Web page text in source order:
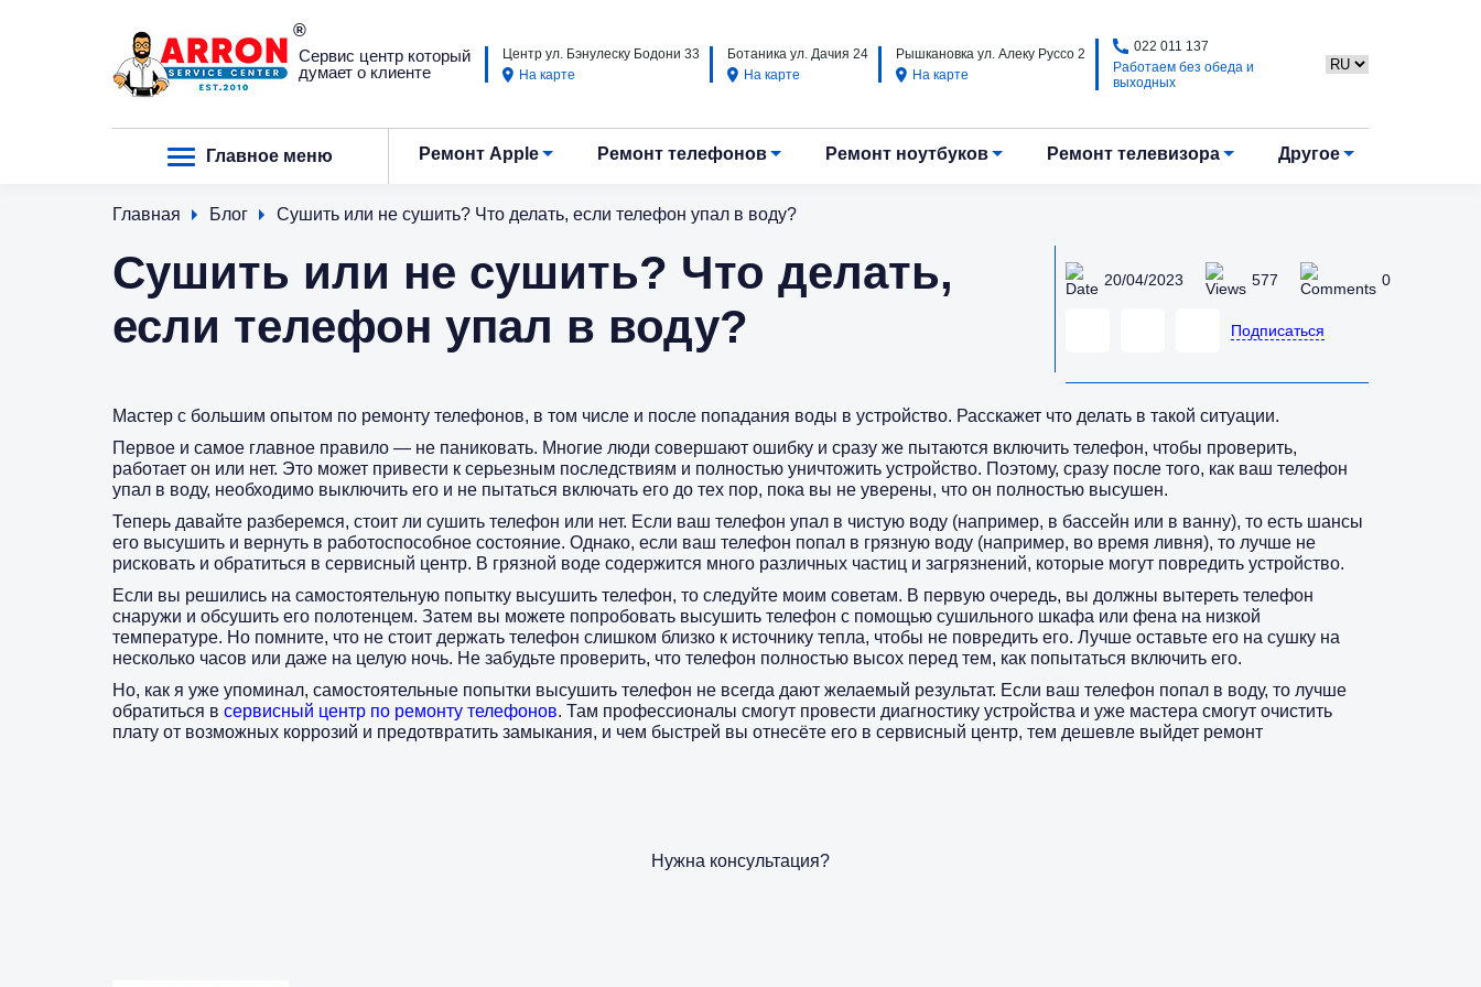
Сервис центр который
думает о клиенте
Центр ул. Бэнулеску Бодони 33
На карте
Ботаника ул. Дачия 24
На карте
Рышкановка ул. Алеку Руссо 2
На карте
022 011 137
Работаем без обеда и
выходных
Главное меню Ремонт Apple Ремонт телефонов Ремонт ноутбуков Ремонт телевизора Другое
Главная Блог Сушить или не cушить? Что делать, если телефон упал в воду?
Сушить или не cушить? Что делать,
если телефон упал в воду?
20/04/2023 577 0
Подписаться
Мастер с большим опытом по ремонту телефонов, в том числе и после попадания воды в устройство. Расскажет что делать в такой ситуации.
Первое и самое главное правило — не паниковать. Многие люди совершают ошибку и сразу же пытаются включить телефон, чтобы проверить,
работает он или нет. Это может привести к серьезным последствиям и полностью уничтожить устройство. Поэтому, сразу после того, как ваш телефон
упал в воду, необходимо выключить его и не пытаться включать его до тех пор, пока вы не уверены, что он полностью высушен.
Теперь давайте разберемся, стоит ли сушить телефон или нет. Если ваш телефон упал в чистую воду (например, в бассейн или в ванну), то есть шансы
его высушить и вернуть в работоспособное состояние. Однако, если ваш телефон попал в грязную воду (например, во время ливня), то лучше не
рисковать и обратиться в сервисный центр. В грязной воде содержится много различных частиц и загрязнений, которые могут повредить устройство.
Если вы решились на самостоятельную попытку высушить телефон, то следуйте моим советам. В первую очередь, вы должны вытереть телефон
снаружи и обсушить его полотенцем. Затем вы можете попробовать высушить телефон с помощью сушильного шкафа или фена на низкой
температуре. Но помните, что не стоит держать телефон слишком близко к источнику тепла, чтобы не повредить его. Лучше оставьте его на сушку на
несколько часов или даже на целую ночь. Не забудьте проверить, что телефон полностью высох перед тем, как попытаться включить его.
Но, как я уже упоминал, самостоятельные попытки высушить телефон не всегда дают желаемый результат. Если ваш телефон попал в воду, то лучше
обратиться в сервисный центр по ремонту телефонов. Там профессионалы смогут провести диагностику устройства и уже мастера смогут очистить
плату от возможных коррозий и предотвратить замыкания, и чем быстрей вы отнесёте его в сервисный центр, тем дешевле выйдет ремонт
Нужна консультация?